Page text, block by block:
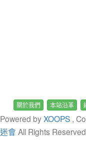
關於我們 本站沿革
Powered byXOOPS ,
迷會 All Rights